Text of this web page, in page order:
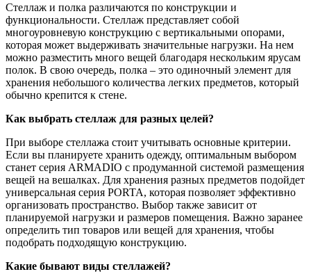
Стеллаж и полка различаются по конструкции и
функциональности. Стеллаж представляет собой
многоуровневую конструкцию с вертикальными опорами,
которая может выдерживать значительные нагрузки. На нем
можно разместить много вещей благодаря нескольким ярусам
полок. В свою очередь, полка – это одиночный элемент для
хранения небольшого количества легких предметов, который
обычно крепится к стене.
Как выбрать стеллаж для разных целей?
При выборе стеллажа стоит учитывать основные критерии.
Если вы планируете хранить одежду, оптимальным выбором
станет серия ARMADIO с продуманной системой размещения
вещей на вешалках. Для хранения разных предметов подойдет
универсальная серия PORTA, которая позволяет эффективно
организовать пространство. Выбор также зависит от
планируемой нагрузки и размеров помещения. Важно заранее
определить тип товаров или вещей для хранения, чтобы
подобрать подходящую конструкцию.
Какие бывают виды стеллажей?